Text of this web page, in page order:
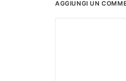
AGGIUNGI UN